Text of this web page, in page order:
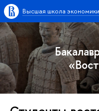
Высшая школа экономики